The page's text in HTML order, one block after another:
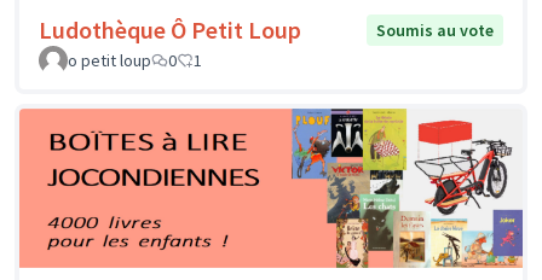
Ludothèque Ô Petit Loup
Soumis au vote
o petit loup
0 1